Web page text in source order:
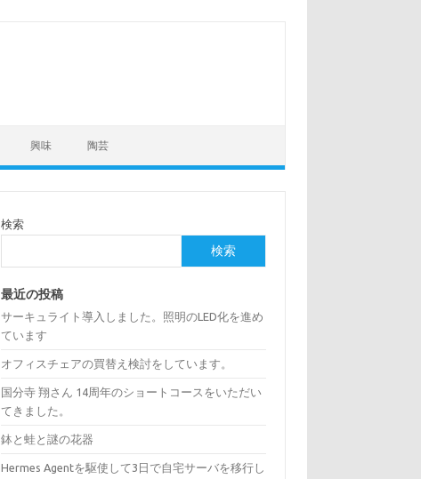
興味 陶芸
検索
検索
最近の投稿
サーキュライト導入しました。照明のLED化を進め
ています
オフィスチェアの買替え検討をしています。
国分寺 翔さん 14周年のショートコースをいただい
てきました。
鉢と蛙と謎の花器
Hermes Agentを駆使して3日で自宅サーバを移行し